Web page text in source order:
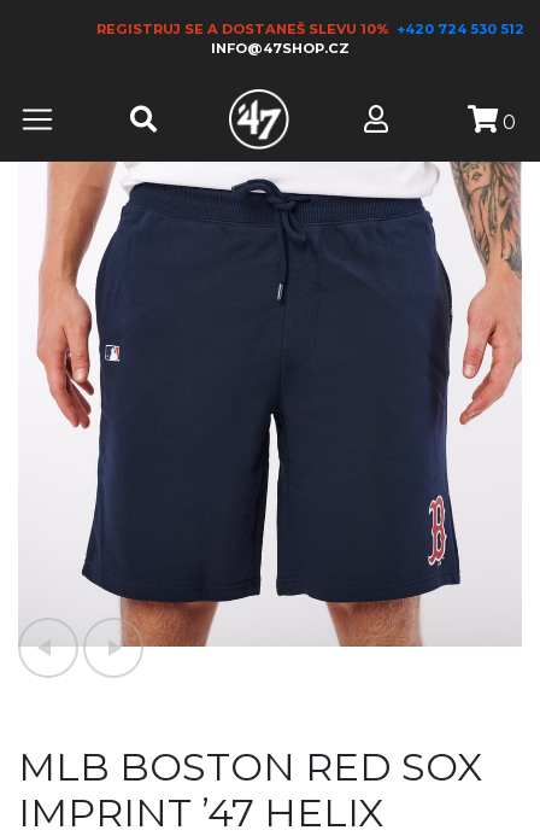
REGISTRUJ SE A DOSTANEŠ SLEVU 10% +420 724 530 512
INFO@47SHOP.CZ
0
MLB BOSTON RED SOX
IMPRINT ’47 HELIX